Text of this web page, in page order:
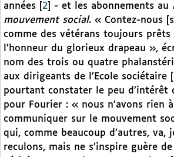
années
2 - et les abonnements au
mouvement social. « Contez-nous
comme des vétérans toujours
l’honneur du glorieux drapeau »,
nom des trois ou quatre
aux dirigeants de l’Ecole sociétaire
pourtant constater le peu d’intérêt
pour Fourier : « nous n’avons rien
communiquer sur le mouvement
qui, comme beaucoup d’autres, va,
reculons, mais ne s’inspire guère